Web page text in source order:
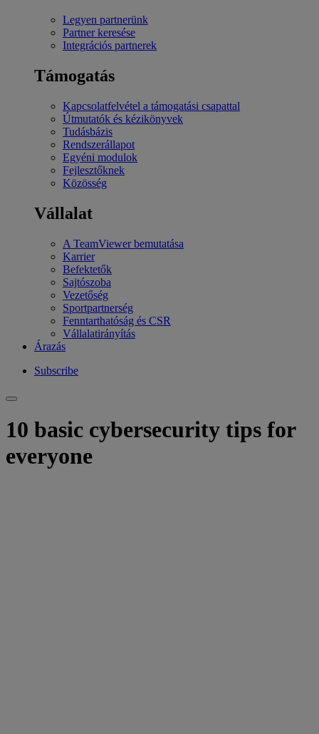
Legyen partnerünk
Partner keresése
Integrációs partnerek
Támogatás
Kapcsolatfelvétel a támogatási csapattal
Útmutatók és kézikönyvek
Tudásbázis
Rendszerállapot
Egyéni modulok
Fejlesztőknek
Közösség
Vállalat
A TeamViewer bemutatása
Karrier
Befektetők
Sajtószoba
Vezetőség
Sportpartnerség
Fenntarthatóság és CSR
Vállalatirányítás
Árazás
Subscribe
10 basic cybersecurity tips for
everyone